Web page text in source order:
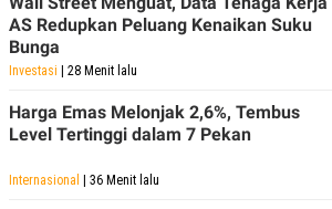
AS Redupkan Peluang Kenaikan Suku
Bunga
Investasi | 28 Menit lalu
Harga Emas Melonjak 2,6%, Tembus
Level Tertinggi dalam 7 Pekan
Internasional | 36 Menit lalu